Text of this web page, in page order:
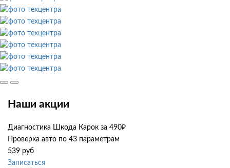
Наши акции
Диагностика Шкода Карок за 490₽
Проверка авто по 43 параметрам
539 руб
Записаться